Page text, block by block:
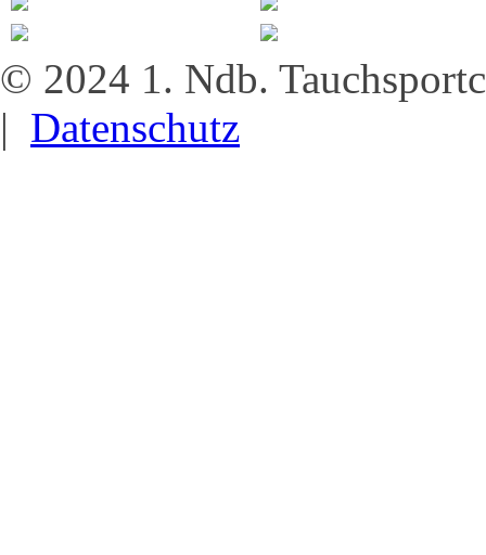
© 2024 1. Ndb.
| Datenschutz